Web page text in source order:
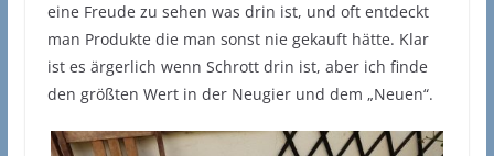
eine Freude zu sehen was drin ist, und oft entdeckt
man Produkte die man sonst nie gekauft hätte. Klar
ist es ärgerlich wenn Schrott drin ist, aber ich finde
den größten Wert in der Neugier und dem „Neuen“.